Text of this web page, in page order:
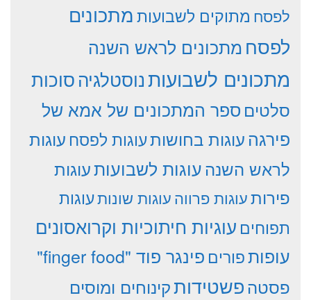
לפסח מתוקים לשבועותמתכונים
לפסח מתכונים לראש השנה
מתכונים לשבועותנוסטלגיהסוכות
סלטים ספר המתכונים של אמא של
פירגהעוגות בחושותעוגות לפסח עוגות
לראש השנהעוגות לשבועותעוגות
פירותעוגות פרווהעוגות שונותעוגות
תפוחים עוגיות חיתוכיות וקרואסונים
עופותפורים פינגר פוד "finger food"
פסטהפשטידותקינוחים ומוסים